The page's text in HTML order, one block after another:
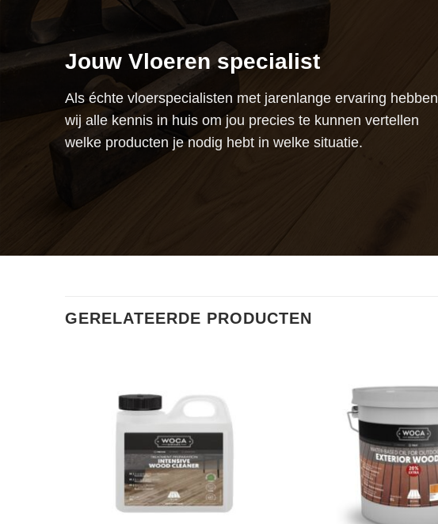
Jouw Vloeren specialist
Als échte vloerspecialisten met jarenlange ervaring hebben
wij alle kennis in huis om jou precies te kunnen vertellen
welke producten je nodig hebt in welke situatie.
GERELATEERDE PRODUCTEN